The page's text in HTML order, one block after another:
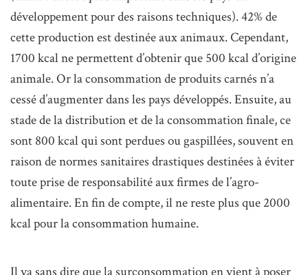
développement pour des raisons techniques). 42% de
cette production est destinée aux animaux. Cependant,
1700 kcal ne permettent d’obtenir que 500 kcal d’origine
animale. Or la consommation de produits carnés n’a
cessé d’augmenter dans les pays développés. Ensuite, au
stade de la distribution et de la consommation finale, ce
sont 800 kcal qui sont perdues ou gaspillées, souvent en
raison de normes sanitaires drastiques destinées à éviter
toute prise de responsabilité aux firmes de l’agro-
alimentaire. En fin de compte, il ne reste plus que 2000
kcal pour la consommation humaine.
Il va sans dire que la surconsommation en vient à poser